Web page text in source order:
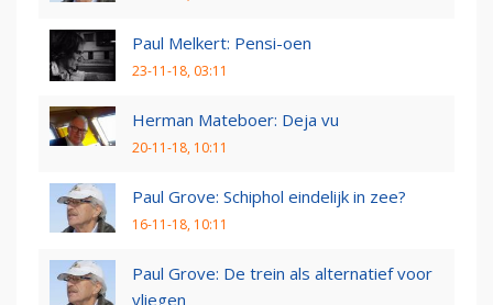
Paul Melkert: Pensi-oen
23-11-18, 03:11
Herman Mateboer: Deja vu
20-11-18, 10:11
Paul Grove: Schiphol eindelijk in zee?
16-11-18, 10:11
Paul Grove: De trein als alternatief voor
vliegen